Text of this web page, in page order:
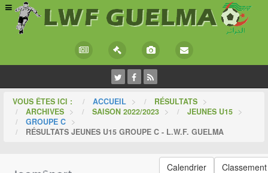
VOUS ÊTES ICI : ACCUEIL > RÉSULTATS >
ARCHIVES > SAISON 2022/2023 > JEUNES U15 >
GROUPE C >
RÉSULTATS JEUNES U15 GROUPE C - L.W.F. GUELMA
Calendrier Classement